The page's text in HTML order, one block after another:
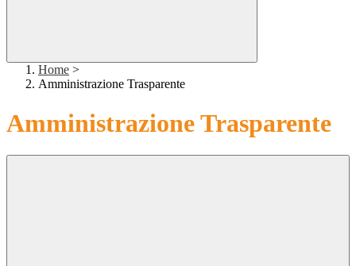
Home >
Amministrazione Trasparente
Amministrazione Trasparente